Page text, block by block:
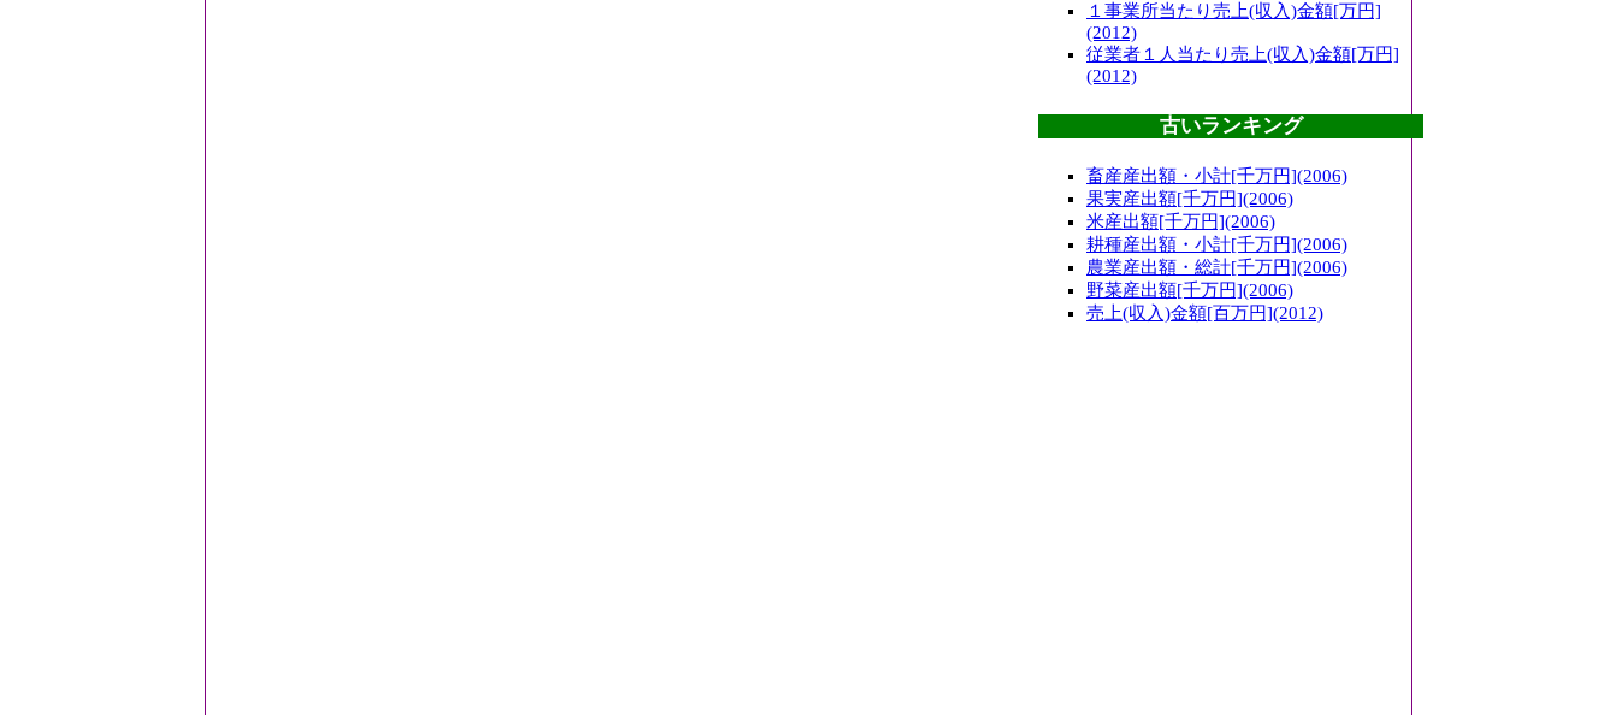
１事業所当たり売上(収入)金額[万円]
(2012)
従業者１人当たり売上(収入)金額[万円]
(2012)
古いランキング
畜産産出額・小計[千万円](2006)
果実産出額[千万円](2006)
米産出額[千万円](2006)
耕種産出額・小計[千万円](2006)
農業産出額・総計[千万円](2006)
野菜産出額[千万円](2006)
売上(収入)金額[百万円](2012)